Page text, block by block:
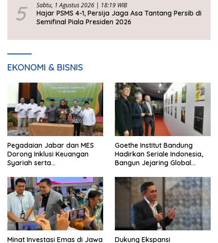
5 Sabtu, 1 Agustus 2026 | 18:19 WIB
Hajar PSMS 4-1, Persija Jaga Asa Tantang Persib di
Semifinal Piala Presiden 2026
EKONOMI & BISNIS
Pegadaian Jabar dan MES
Dorong Inklusi Keuangan
Syariah serta
Goethe Institut Bandung
Hadirkan Seriale Indonesia,
Bangun Jejaring Global
Minat Investasi Emas di Jawa Dukung Ekspansi